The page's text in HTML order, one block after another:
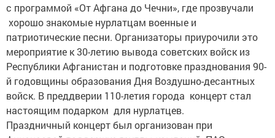
с программой «От Афгана до Чечни», где прозвучали
хорошо знакомые нурлатцам военные и
патриотические песни. Организаторы приурочили это
мероприятие к 30-летию вывода советских войск из
Республики Афганистан и подготовке празднования 90-
й годовщины образования Дня Воздушно-десантных
войск. В преддверии 110-летия города концерт стал
настоящим подарком для нурлатцев.
Праздничный концерт был организован при